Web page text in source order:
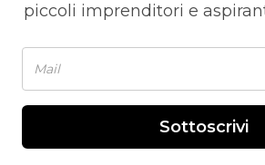
piccoli imprenditori e
Sottoscrivi